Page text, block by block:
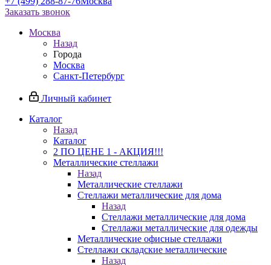
Заказать звонок
Москва
Назад
Города
Москва
Санкт-Петербург
Личный кабинет
Каталог
Назад
Каталог
2 ПО ЦЕНЕ 1 - АКЦИЯ!!!
Металлические стеллажи
Назад
Металлические стеллажи
Стеллажи металлические для дома
Назад
Стеллажи металлические для дома
Стеллажи металлические для одежды
Металлические офисные стеллажи
Стеллажи складские металлические
Назад